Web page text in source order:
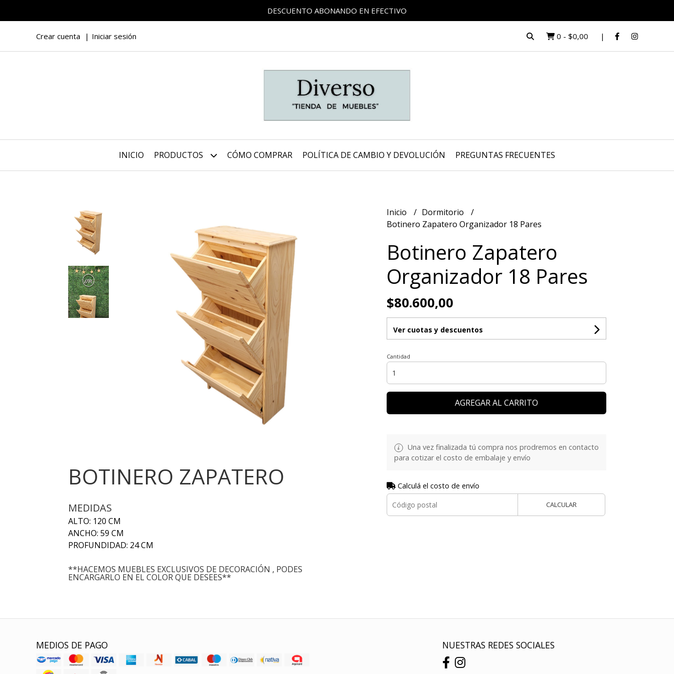
DESCUENTO ABONANDO EN EFECTIVO
Crear cuenta Iniciar sesión 0 - $0,00
INICIO PRODUCTOS CÓMO COMPRAR POLÍTICA DE CAMBIO Y DEVOLUCIÓN PREGUNTAS FRECUENTES
BOTINERO ZAPATERO
MEDIDAS
ALTO: 120 CM
ANCHO: 59 CM
PROFUNDIDAD: 24 CM
**HACEMOS MUEBLES EXCLUSIVOS DE DECORACIÓN , PODES
ENCARGARLO EN EL COLOR QUE DESEES**
Inicio
Dormitorio
Botinero Zapatero Organizador 18 Pares
Botinero Zapatero
Organizador 18 Pares
$80.600,00
Ver cuotas y descuentos
Cantidad
AGREGAR AL CARRITO
Una vez finalizada tú compra nos prodremos en contacto
para cotizar el costo de embalaje y envío
Calculá el costo de envío
CALCULAR
MEDIOS DE PAGO NUESTRAS REDES SOCIALES